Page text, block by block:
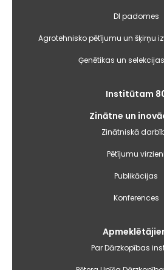
DI padomes
Agrotehnisko pētījumu un šķirņu
Ģenētikas un
Institūtam
Zinātne un
Zinātniskā
Pētījumu virzieni
Publikācijas
Konferences
Par Dārzkopības